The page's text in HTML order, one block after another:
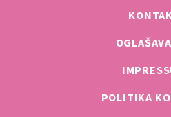
POLITIKA